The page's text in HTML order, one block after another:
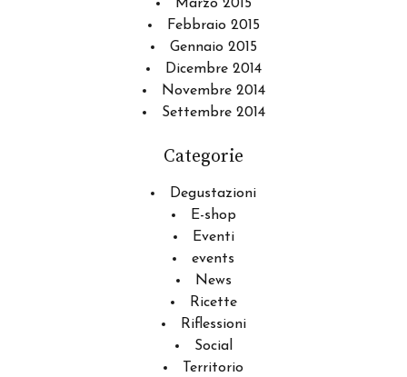
Marzo 2015
Febbraio 2015
Gennaio 2015
Dicembre 2014
Novembre 2014
Settembre 2014
Categorie
Degustazioni
E-shop
Eventi
events
News
Ricette
Riflessioni
Social
Territorio